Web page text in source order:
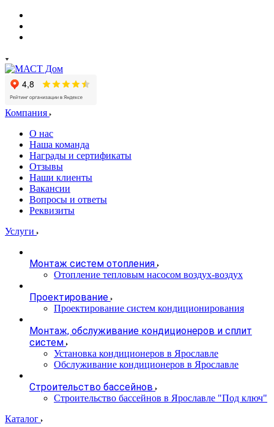
Компания
О нас
Наша команда
Награды и сертификаты
Отзывы
Наши клиенты
Вакансии
Вопросы и ответы
Реквизиты
Услуги
Монтаж систем отопления
Отопление тепловым насосом воздух-воздух
Проектирование
Проектирование систем кондиционирования
Монтаж, обслуживание кондиционеров и сплит
систем
Установка кондиционеров в Ярославле
Обслуживание кондиционеров в Ярославле
Строительство бассейнов
Строительство бассейнов в Ярославле "Под ключ"
Каталог